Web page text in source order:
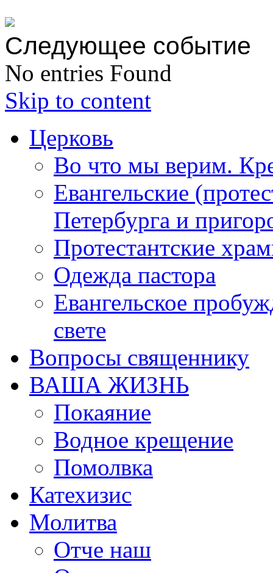
Следующее событие
No entries Found
Skip to content
Церковь
Во что мы верим.
Евангельские
Петербурга и
Протестантские
Одежда пастора
Евангельское
свете
Вопросы священнику
ВАША ЖИЗНЬ
Покаяние
Водное крещение
Помолвка
Катехизис
Молитва
Отче наш